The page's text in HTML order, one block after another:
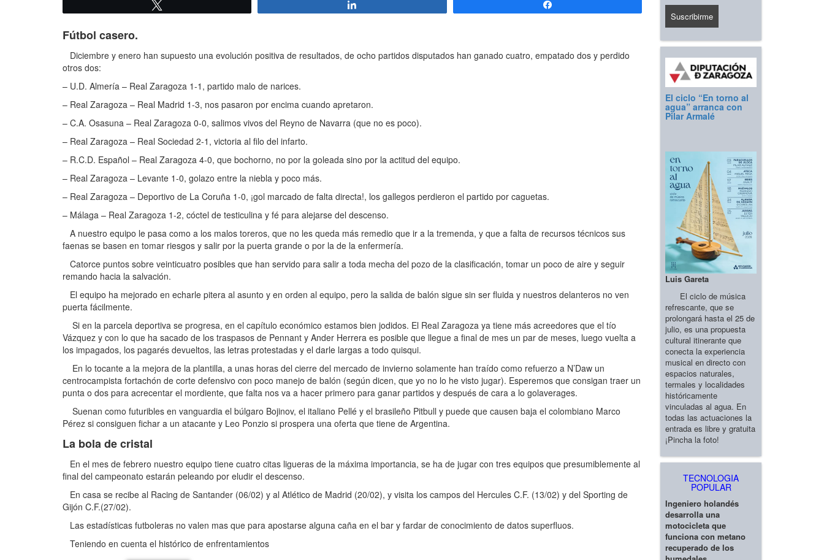
Fútbol casero.
Diciembre y enero han supuesto una evolución positiva de resultados, de ocho partidos disputados han ganado cuatro, empatado dos y perdido
otros dos:
– U.D. Almería – Real Zaragoza 1-1, partido malo de narices.
– Real Zaragoza – Real Madrid 1-3, nos pasaron por encima cuando apretaron.
– C.A. Osasuna – Real Zaragoza 0-0, salimos vivos del Reyno de Navarra (que no es poco).
– Real Zaragoza – Real Sociedad 2-1, victoria al filo del infarto.
– R.C.D. Español – Real Zaragoza 4-0, que bochorno, no por la goleada sino por la actitud del equipo.
– Real Zaragoza – Levante 1-0, golazo entre la niebla y poco más.
– Real Zaragoza – Deportivo de La Coruña 1-0, ¡gol marcado de falta directa!, los gallegos perdieron el partido por caguetas.
– Málaga – Real Zaragoza 1-2, cóctel de testiculina y fé para alejarse del descenso.
A nuestro equipo le pasa como a los malos toreros, que no les queda más remedio que ir a la tremenda, y que a falta de recursos técnicos sus
faenas se basen en tomar riesgos y salir por la puerta grande o por la de la enfermería.
Catorce puntos sobre veinticuatro posibles que han servido para salir a toda mecha del pozo de la clasificación, tomar un poco de aire y seguir
remando hacia la salvación.
El equipo ha mejorado en echarle pitera al asunto y en orden al equipo, pero la salida de balón sigue sin ser fluida y nuestros delanteros no ven
puerta fácilmente.
Si en la parcela deportiva se progresa, en el capítulo económico estamos bien jodidos. El Real Zaragoza ya tiene más acreedores que el tío
Vázquez y con lo que ha sacado de los traspasos de Pennant y Ander Herrera es posible que llegue a final de mes un par de meses, luego vuelta a
los impagados, los pagarés devueltos, las letras protestadas y el darle largas a todo quisqui.
En lo tocante a la mejora de la plantilla, a unas horas del cierre del mercado de invierno solamente han traído como refuerzo a N’Daw un
centrocampista fortachón de corte defensivo con poco manejo de balón (según dicen, que yo no lo he visto jugar). Esperemos que consigan traer un
punta o dos para acrecentar el mordiente, que falta nos va a hacer primero para ganar partidos y después de cara a lo golaverages.
Suenan como futuribles en vanguardia el búlgaro Bojinov, el italiano Pellé y el brasileño Pitbull y puede que causen baja el colombiano Marco
Pérez si consiguen fichar a un atacante y Leo Ponzio si prospera una oferta que tiene de Argentina.
La bola de cristal
En el mes de febrero nuestro equipo tiene cuatro citas ligueras de la máxima importancia, se ha de jugar con tres equipos que presumiblemente al
final del campeonato estarán peleando por eludir el descenso.
En casa se recibe al Racing de Santander (06/02) y al Atlético de Madrid (20/02), y visita los campos del Hercules C.F. (13/02) y del Sporting de
Gijón C.F.(27/02).
Las estadísticas futboleras no valen mas que para apostarse alguna caña en el bar y fardar de conocimiento de datos superfluos.
Teniendo en cuenta el histórico de enfrentamientos
El ciclo “En torno al
agua” arranca con
Pilar Armalé
Luis Gareta
El ciclo de música
refrescante, que se
prolongará hasta el 25 de
julio, es una propuesta
cultural itinerante que
conecta la experiencia
musical en directo con
espacios naturales,
termales y localidades
históricamente
vinculadas al agua. En
todas las actuaciones la
entrada es libre y gratuita
¡Pincha la foto!
TECNOLOGIA
POPULAR
Ingeniero holandés
desarrolla una
motocicleta que
funciona con metano
recuperado de los